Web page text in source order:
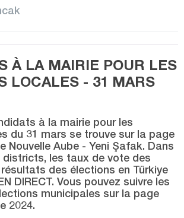
À LA MAIRIE POUR LES
LOCALES - 31 MARS
à la mairie pour les
du 31 mars se trouve sur la page
Nouvelle Aube - Yeni Şafak. Dans
districts, les taux de vote des
des élections en Türkiye
DIRECT. Vous pouvez suivre les
municipales sur la page
2024.